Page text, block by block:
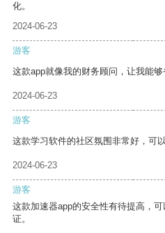
化。
2024-06-23
游客
这款app就像我的财务顾问，让我能够
2024-06-23
游客
这款学习软件的社区氛围非常好，可
2024-06-23
游客
这款加速器app的安全性有待提高，
证。